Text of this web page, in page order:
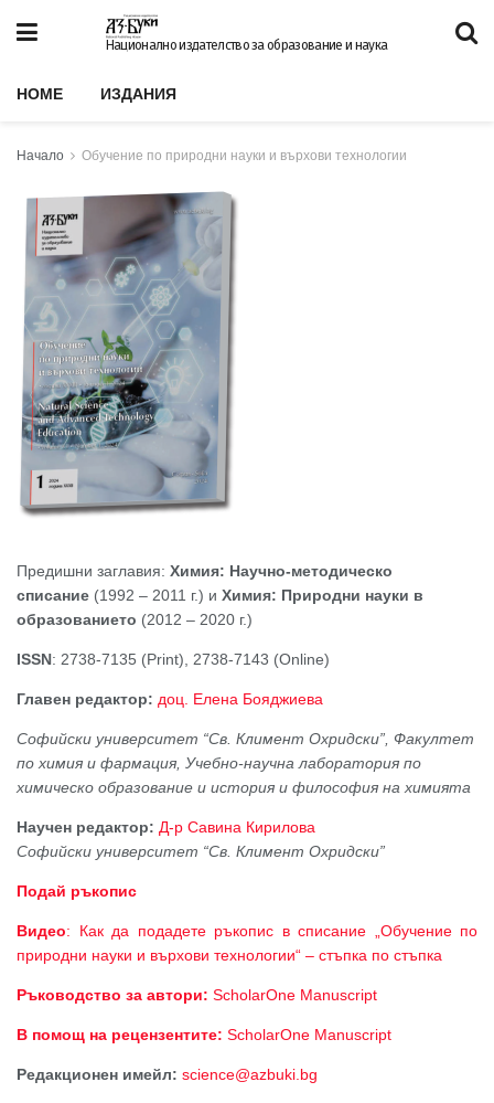
Национално издателство за образование и наука
HOME ИЗДАНИЯ
Начало Обучение по природни науки и върхови технологии
Предишни заглавия: Химия: Научно-методическо
списание (1992 – 2011 г.) и Химия: Природни науки в
образованието (2012 – 2020 г.)
ISSN: 2738-7135 (Print), 2738-7143 (Online)
Главен редактор: доц. Елена Бояджиева
Софийски университет “Св. Климент Охридски”, Факултет
по химия и фармация, Учебно-научна лаборатория по
химическо образование и история и философия на химията
Научен редактор: Д-р Савина Кирилова
Софийски университет “Св. Климент Охридски”
Подай ръкопис
Видео: Как да подадете ръкопис в списание „Обучение по
природни науки и върхови технологии“ – стъпка по стъпка
Ръководство за автори: ScholarOne Manuscript
В помощ на рецензентите: ScholarOne Manuscript
Редакционен имейл: science@azbuki.bg